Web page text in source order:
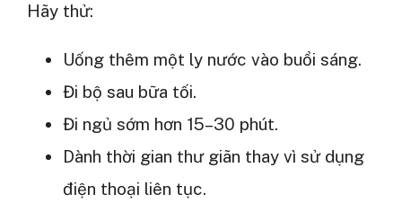
Hãy thử:
Uống thêm một ly nước vào buổi sáng.
Đi bộ sau bữa tối.
Đi ngủ sớm hơn 15–30 phút.
Dành thời gian thư giãn thay vì sử dụng
điện thoại liên tục.